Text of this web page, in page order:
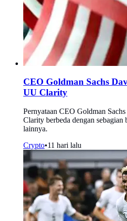
CEO Goldman Sachs
UU Clarity
Pernyataan CEO Goldman
Clarity berbeda dengan sebagian
lainnya.
Crypto•11 hari lalu